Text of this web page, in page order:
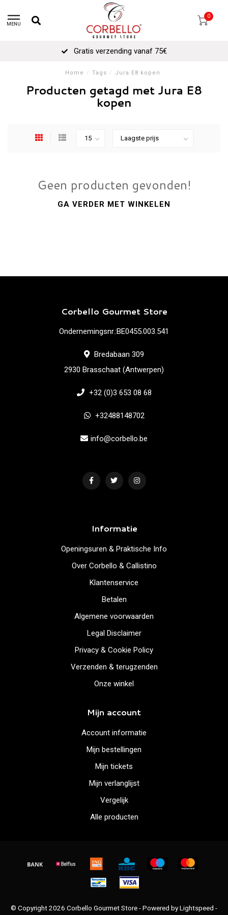
MENU
0
Gratis verzending vanaf 75€
Home / Tags / Jura E8 kopen
Producten getagd met Jura E8
kopen
Geen producten gevonden!
GA VERDER MET WINKELEN
Corbello Gourmet Store
Ondernemingsnr.:BE0455.003.541
Bredabaan 309
2930 Brasschaat (Antwerpen)
+32 (0)3 653 08 68
+32488148702
info@corbello.be
Informatie
Openingsuren & Praktische Info
Over Corbello & Callistino
Klantenservice
Betalen
Algemene voorwaarden
Legal Disclaimer
Privacy & Cookie Policy
Verzenden & terugzenden
Onze winkel
Mijn account
Account informatie
Mijn bestellingen
Mijn tickets
Mijn verlanglijst
Vergelijk
Alle producten
© Copyright 2026 Corbello Gourmet Store - Powered byLightspeed -